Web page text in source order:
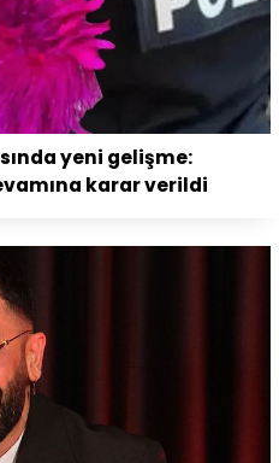
yeni gelişme:
karar verildi